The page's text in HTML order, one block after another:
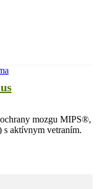
mozgu MIPS®,
s aktívnym vetraním.